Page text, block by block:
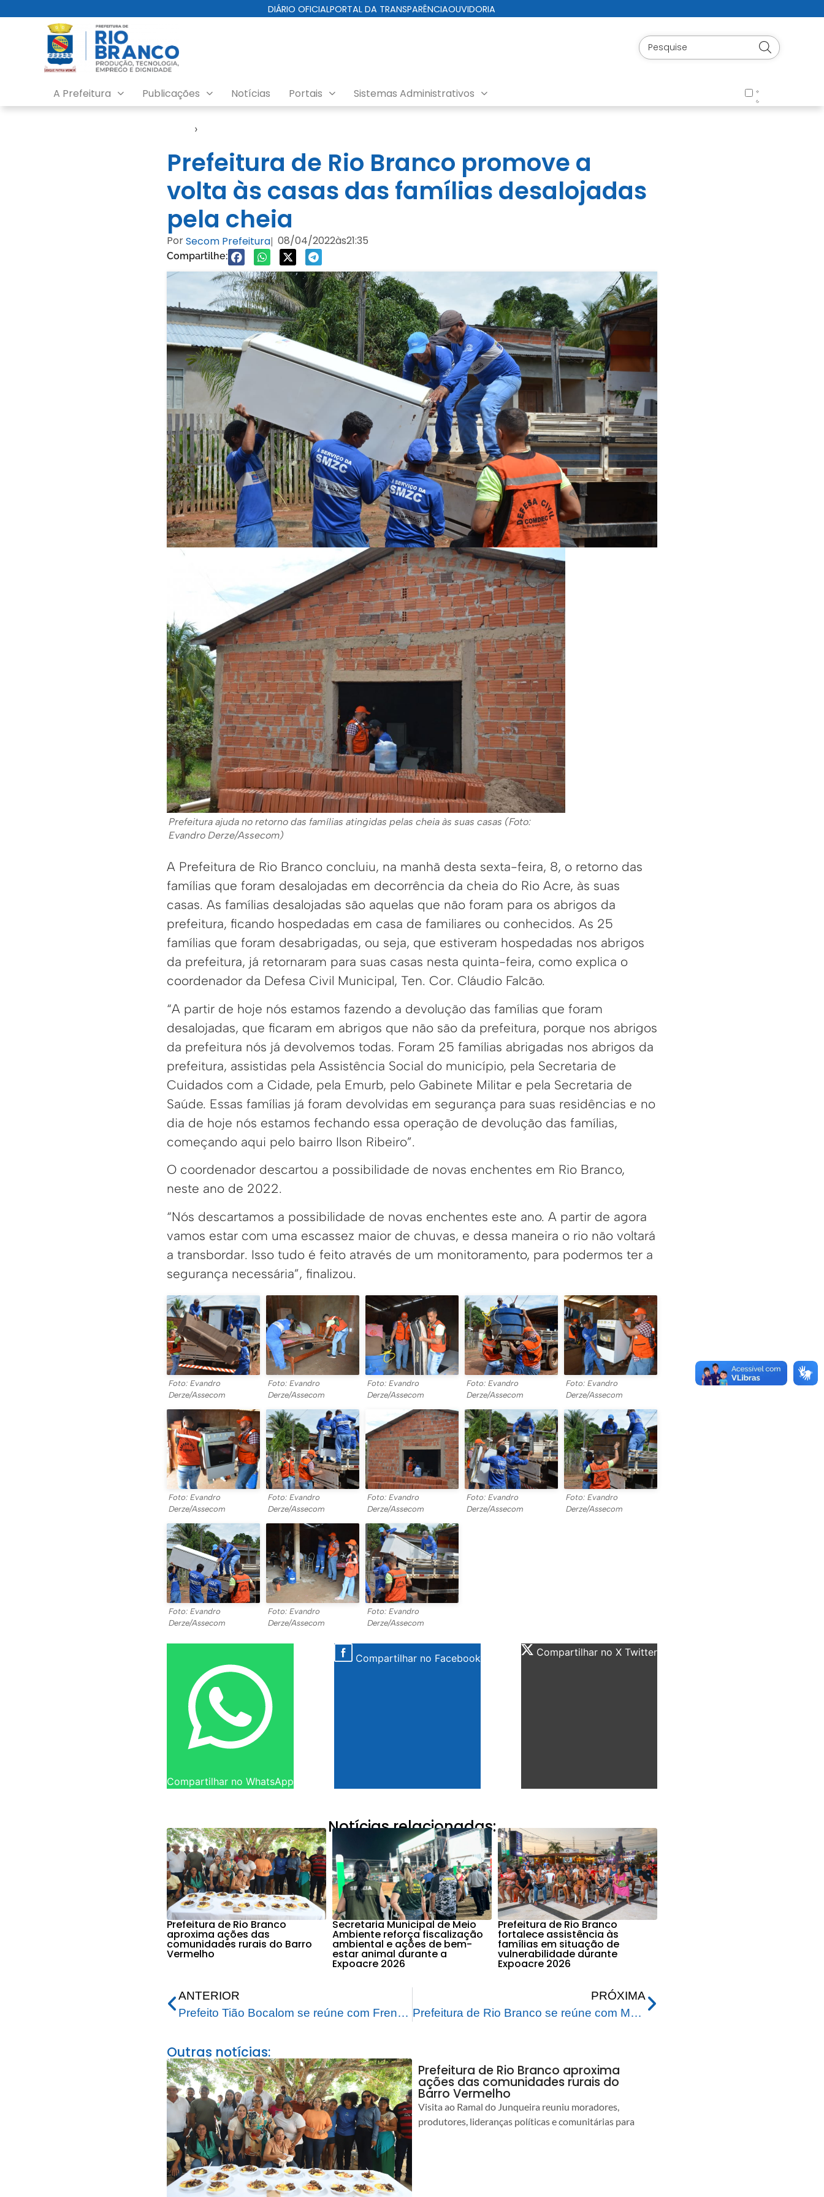
DIÁRIO OFICIALPORTAL DA TRANSPARÊNCIAOUVIDORIA
A Prefeitura Publicações Notícias Portais Sistemas Administrativos
›
Prefeitura de Rio Branco promove a
volta às casas das famílias desalojadas
pela cheia
PorSecom Prefeitura| 08/04/2022às21:35
Compartilhe:
Prefeitura ajuda no retorno das famílias atingidas pelas cheia às suas casas (Foto:
Evandro Derze/Assecom)
A Prefeitura de Rio Branco concluiu, na manhã desta sexta-feira, 8, o retorno das
famílias que foram desalojadas em decorrência da cheia do Rio Acre, às suas
casas. As famílias desalojadas são aquelas que não foram para os abrigos da
prefeitura, ficando hospedadas em casa de familiares ou conhecidos. As 25
famílias que foram desabrigadas, ou seja, que estiveram hospedadas nos abrigos
da prefeitura, já retornaram para suas casas nesta quinta-feira, como explica o
coordenador da Defesa Civil Municipal, Ten. Cor. Cláudio Falcão.
“A partir de hoje nós estamos fazendo a devolução das famílias que foram
desalojadas, que ficaram em abrigos que não são da prefeitura, porque nos abrigos
da prefeitura nós já devolvemos todas. Foram 25 famílias abrigadas nos abrigos da
prefeitura, assistidas pela Assistência Social do município, pela Secretaria de
Cuidados com a Cidade, pela Emurb, pelo Gabinete Militar e pela Secretaria de
Saúde. Essas famílias já foram devolvidas em segurança para suas residências e no
dia de hoje nós estamos fechando essa operação de devolução das famílias,
começando aqui pelo bairro Ilson Ribeiro”.
O coordenador descartou a possibilidade de novas enchentes em Rio Branco,
neste ano de 2022.
“Nós descartamos a possibilidade de novas enchentes este ano. A partir de agora
vamos estar com uma escassez maior de chuvas, e dessa maneira o rio não voltará
a transbordar. Isso tudo é feito através de um monitoramento, para podermos ter a
segurança necessária”, finalizou.
Foto: Evandro
Derze/Assecom
Foto: Evandro
Derze/Assecom
Foto: Evandro
Derze/Assecom
Foto: Evandro
Derze/Assecom
Foto: Evandro
Derze/Assecom
Foto: Evandro
Derze/Assecom
Foto: Evandro
Derze/Assecom
Foto: Evandro
Derze/Assecom
Foto: Evandro
Derze/Assecom
Foto: Evandro
Derze/Assecom
Foto: Evandro
Derze/Assecom
Foto: Evandro
Derze/Assecom
Foto: Evandro
Derze/Assecom
Compartilhar no WhatsApp
Compartilhar no Facebook Compartilhar no X Twitter
Notícias relacionadas:
Prefeitura de Rio Branco
aproxima ações das
comunidades rurais do Barro
Vermelho
Secretaria Municipal de Meio
Ambiente reforça fiscalização
ambiental e ações de bem-
estar animal durante a
Expoacre 2026
Prefeitura de Rio Branco
fortalece assistência às
famílias em situação de
vulnerabilidade durante
Expoacre 2026
ANTERIOR
Prefeito Tião Bocalom se reúne com Frente Nacional de Prefeitos para tratar sobre o Transporte Coletivo no país
PRÓXIMA
Prefeitura de Rio Branco se reúne com MPAC e demais autoridades do Estado para tratar sobre as ruas judicializadas do Programa Ruas do Povo
Outras notícias:
Prefeitura de Rio Branco aproxima
ações das comunidades rurais do
Barro Vermelho
Visita ao Ramal do Junqueira reuniu moradores,
produtores, lideranças políticas e comunitárias para